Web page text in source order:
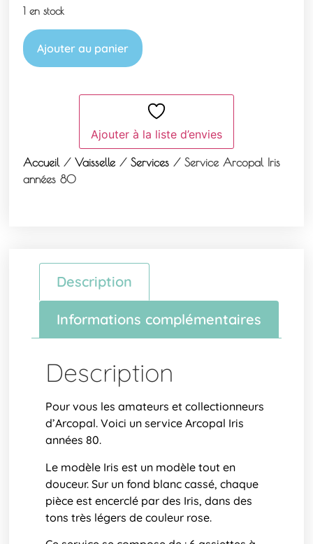
1 en stock
Ajouter au panier
Ajouter à la liste d’envies
Accueil /Vaisselle /Services / Service Arcopal Iris
années 80
Description
Informations complémentaires
Description
Pour vous les amateurs et collectionneurs
d’Arcopal. Voici un service Arcopal Iris
années 80.
Le modèle Iris est un modèle tout en
douceur. Sur un fond blanc cassé, chaque
pièce est encerclé par des Iris, dans des
tons très légers de couleur rose.